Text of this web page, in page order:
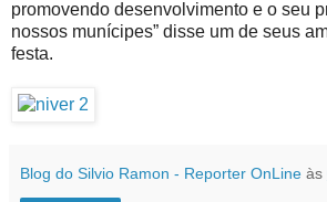
promovendo desenvolvimento e o seu
nossos munícipes” disse um de seus
festa.
Blog do Silvio Ramon - Reporter OnLine às